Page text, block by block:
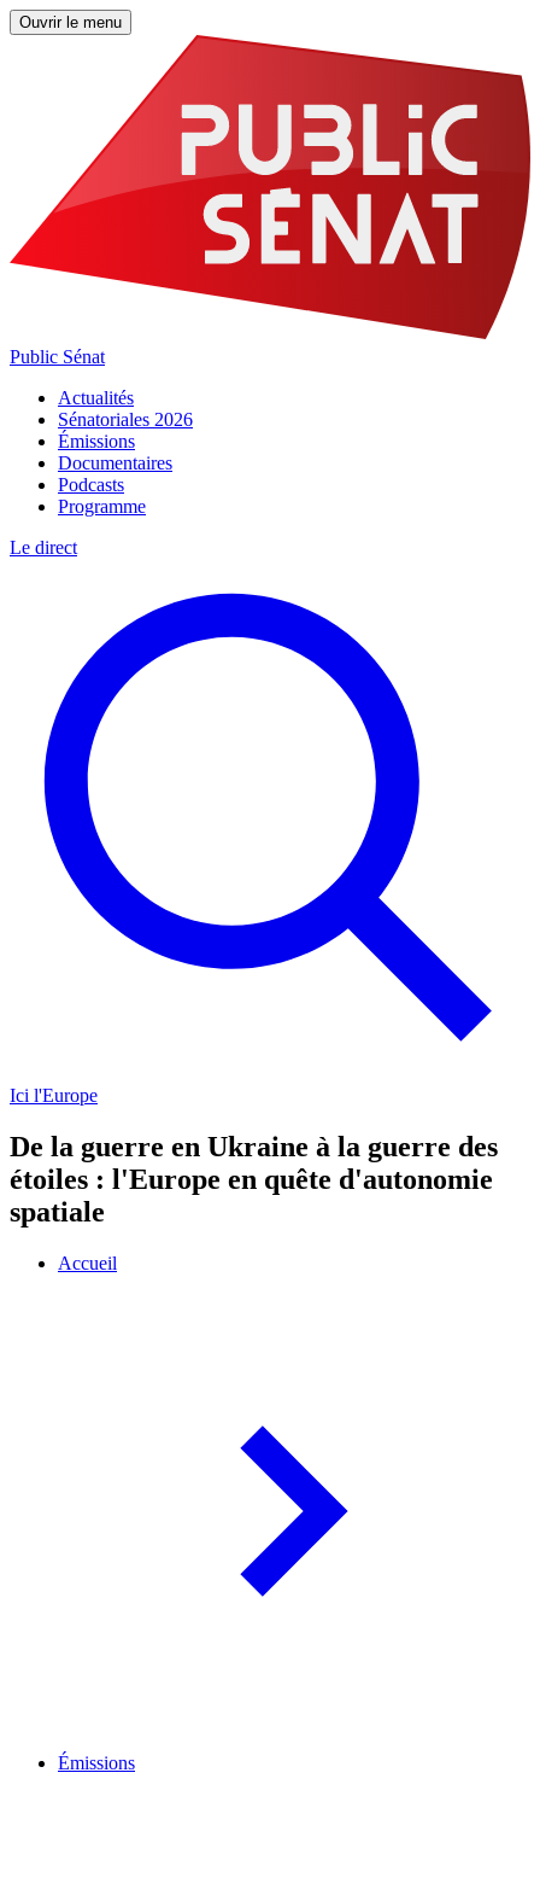
Ouvrir le menu
Public Sénat
Actualités
Sénatoriales 2026
Émissions
Documentaires
Podcasts
Programme
Le direct
Ici l'Europe
De la guerre en Ukraine à la guerre des
étoiles : l'Europe en quête d'autonomie
spatiale
Accueil
Émissions